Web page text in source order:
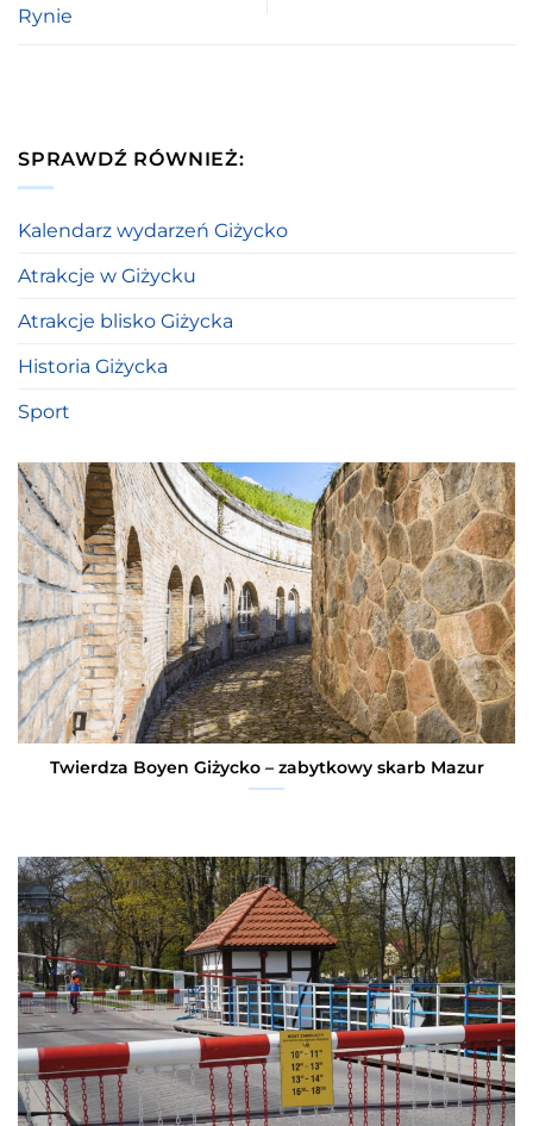
Rynie
SPRAWDŹ RÓWNIEŻ:
Kalendarz wydarzeń Giżycko
Atrakcje w Giżycku
Atrakcje blisko Giżycka
Historia Giżycka
Sport
Twierdza Boyen Giżycko – zabytkowy skarb Mazur